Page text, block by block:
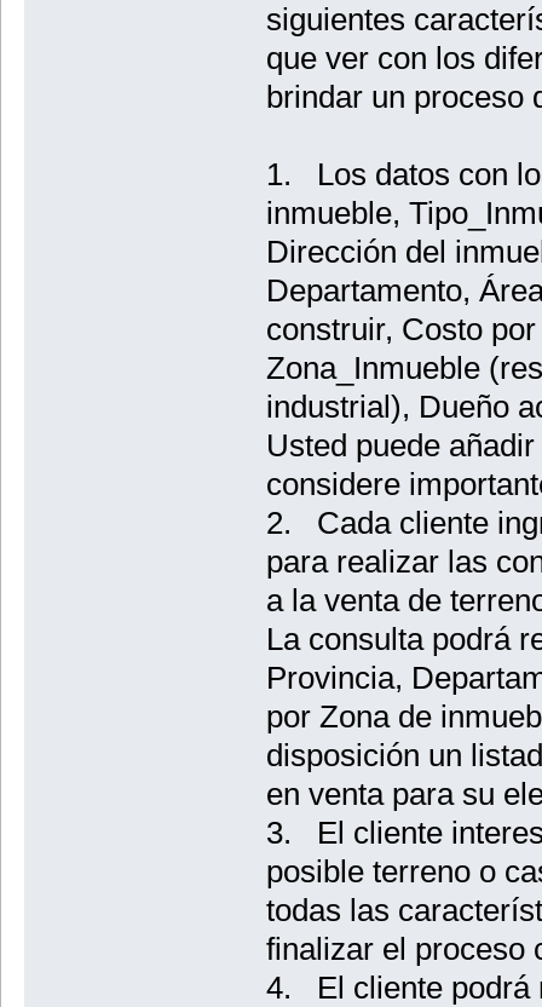
siguientes
que ver con los
brindar un proceso
1. Los datos con
inmueble,
Dirección del
Departamento,
construir, Costo
Zona_Inmueble
industrial), Dueño
Usted puede
considere
2. Cada cliente
para realizar las
a la venta de
La consulta podrá
Provincia,
por Zona de
disposición un
en venta para su
3. El cliente
posible terreno o
todas las
finalizar el proceso
4. El cliente podrá